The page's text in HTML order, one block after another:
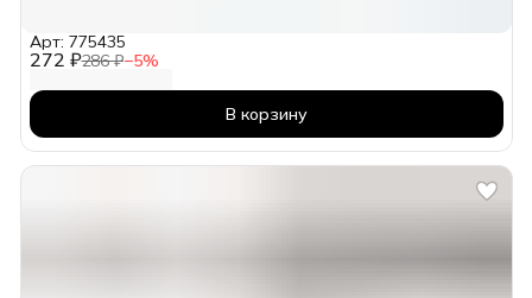
272 ₽286 ₽−5%
Арт: 775435
В корзину